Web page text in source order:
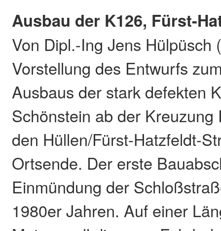
Ausbau der K126, Fürst-
Von Dipl.-Ing Jens Hülpüsch
Vorstellung des Entwurfs
Ausbaus der stark defekten
Schönstein ab der
den Hüllen/Fürst-Hatzfeldt-
Ortsende. Der erste
Einmündung der
1980er Jahren. Auf einer